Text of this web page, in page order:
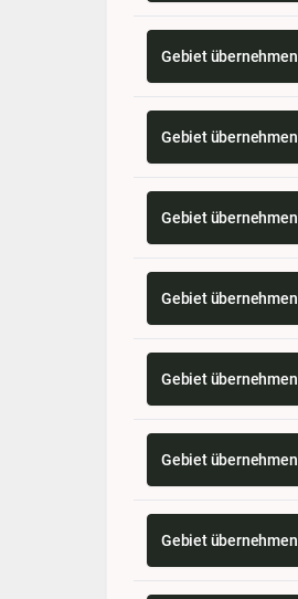
Gebiet übernehmen
Gebiet übernehmen
Gebiet übernehmen
Gebiet übernehmen
Gebiet übernehmen
Gebiet übernehmen
Gebiet übernehmen